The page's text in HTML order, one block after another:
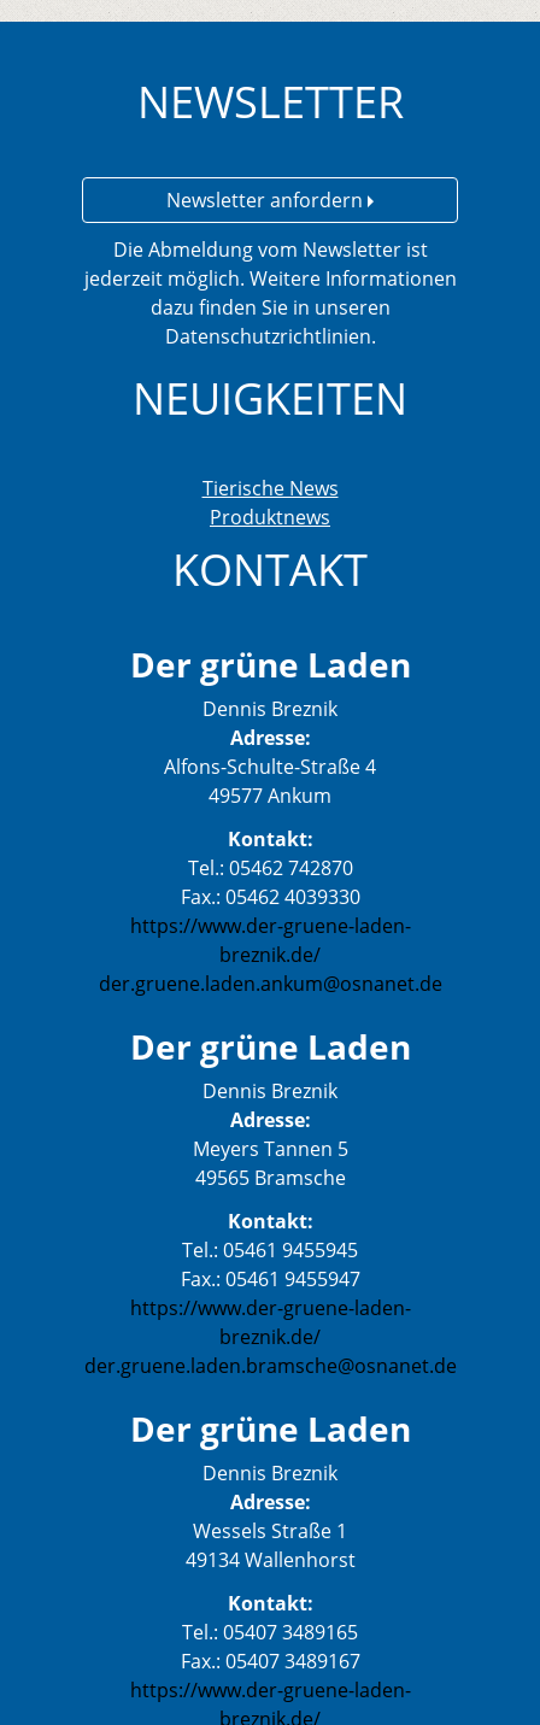
NEWSLETTER
Newsletter anfordern
Die Abmeldung vom Newsletter ist
jederzeit möglich. Weitere Informationen
dazu finden Sie in unseren
Datenschutzrichtlinien.
NEUIGKEITEN
Tierische News
Produktnews
KONTAKT
Der grüne Laden
Dennis Breznik
Adresse:
Alfons-Schulte-Straße 4
49577 Ankum
Kontakt:
Tel.: 05462 742870
Fax.: 05462 4039330
https://www.der-gruene-laden-
breznik.de/
der.gruene.laden.ankum@osnanet.de
Der grüne Laden
Dennis Breznik
Adresse:
Meyers Tannen 5
49565 Bramsche
Kontakt:
Tel.: 05461 9455945
Fax.: 05461 9455947
https://www.der-gruene-laden-
breznik.de/
der.gruene.laden.bramsche@osnanet.de
Der grüne Laden
Dennis Breznik
Adresse:
Wessels Straße 1
49134 Wallenhorst
Kontakt:
Tel.: 05407 3489165
Fax.: 05407 3489167
https://www.der-gruene-laden-
breznik.de/